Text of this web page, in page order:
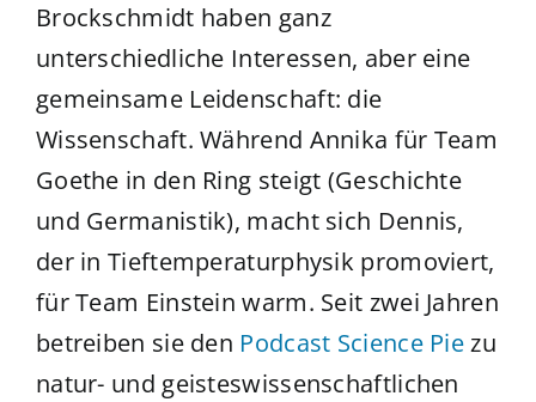
Brockschmidt haben ganz
unterschiedliche Interessen, aber eine
gemeinsame Leidenschaft: die
Wissenschaft. Während Annika für Team
Goethe in den Ring steigt (Geschichte
und Germanistik), macht sich Dennis,
der in Tieftemperaturphysik promoviert,
für Team Einstein warm. Seit zwei Jahren
betreiben sie den Podcast Science Piezu
natur- und geisteswissenschaftlichen